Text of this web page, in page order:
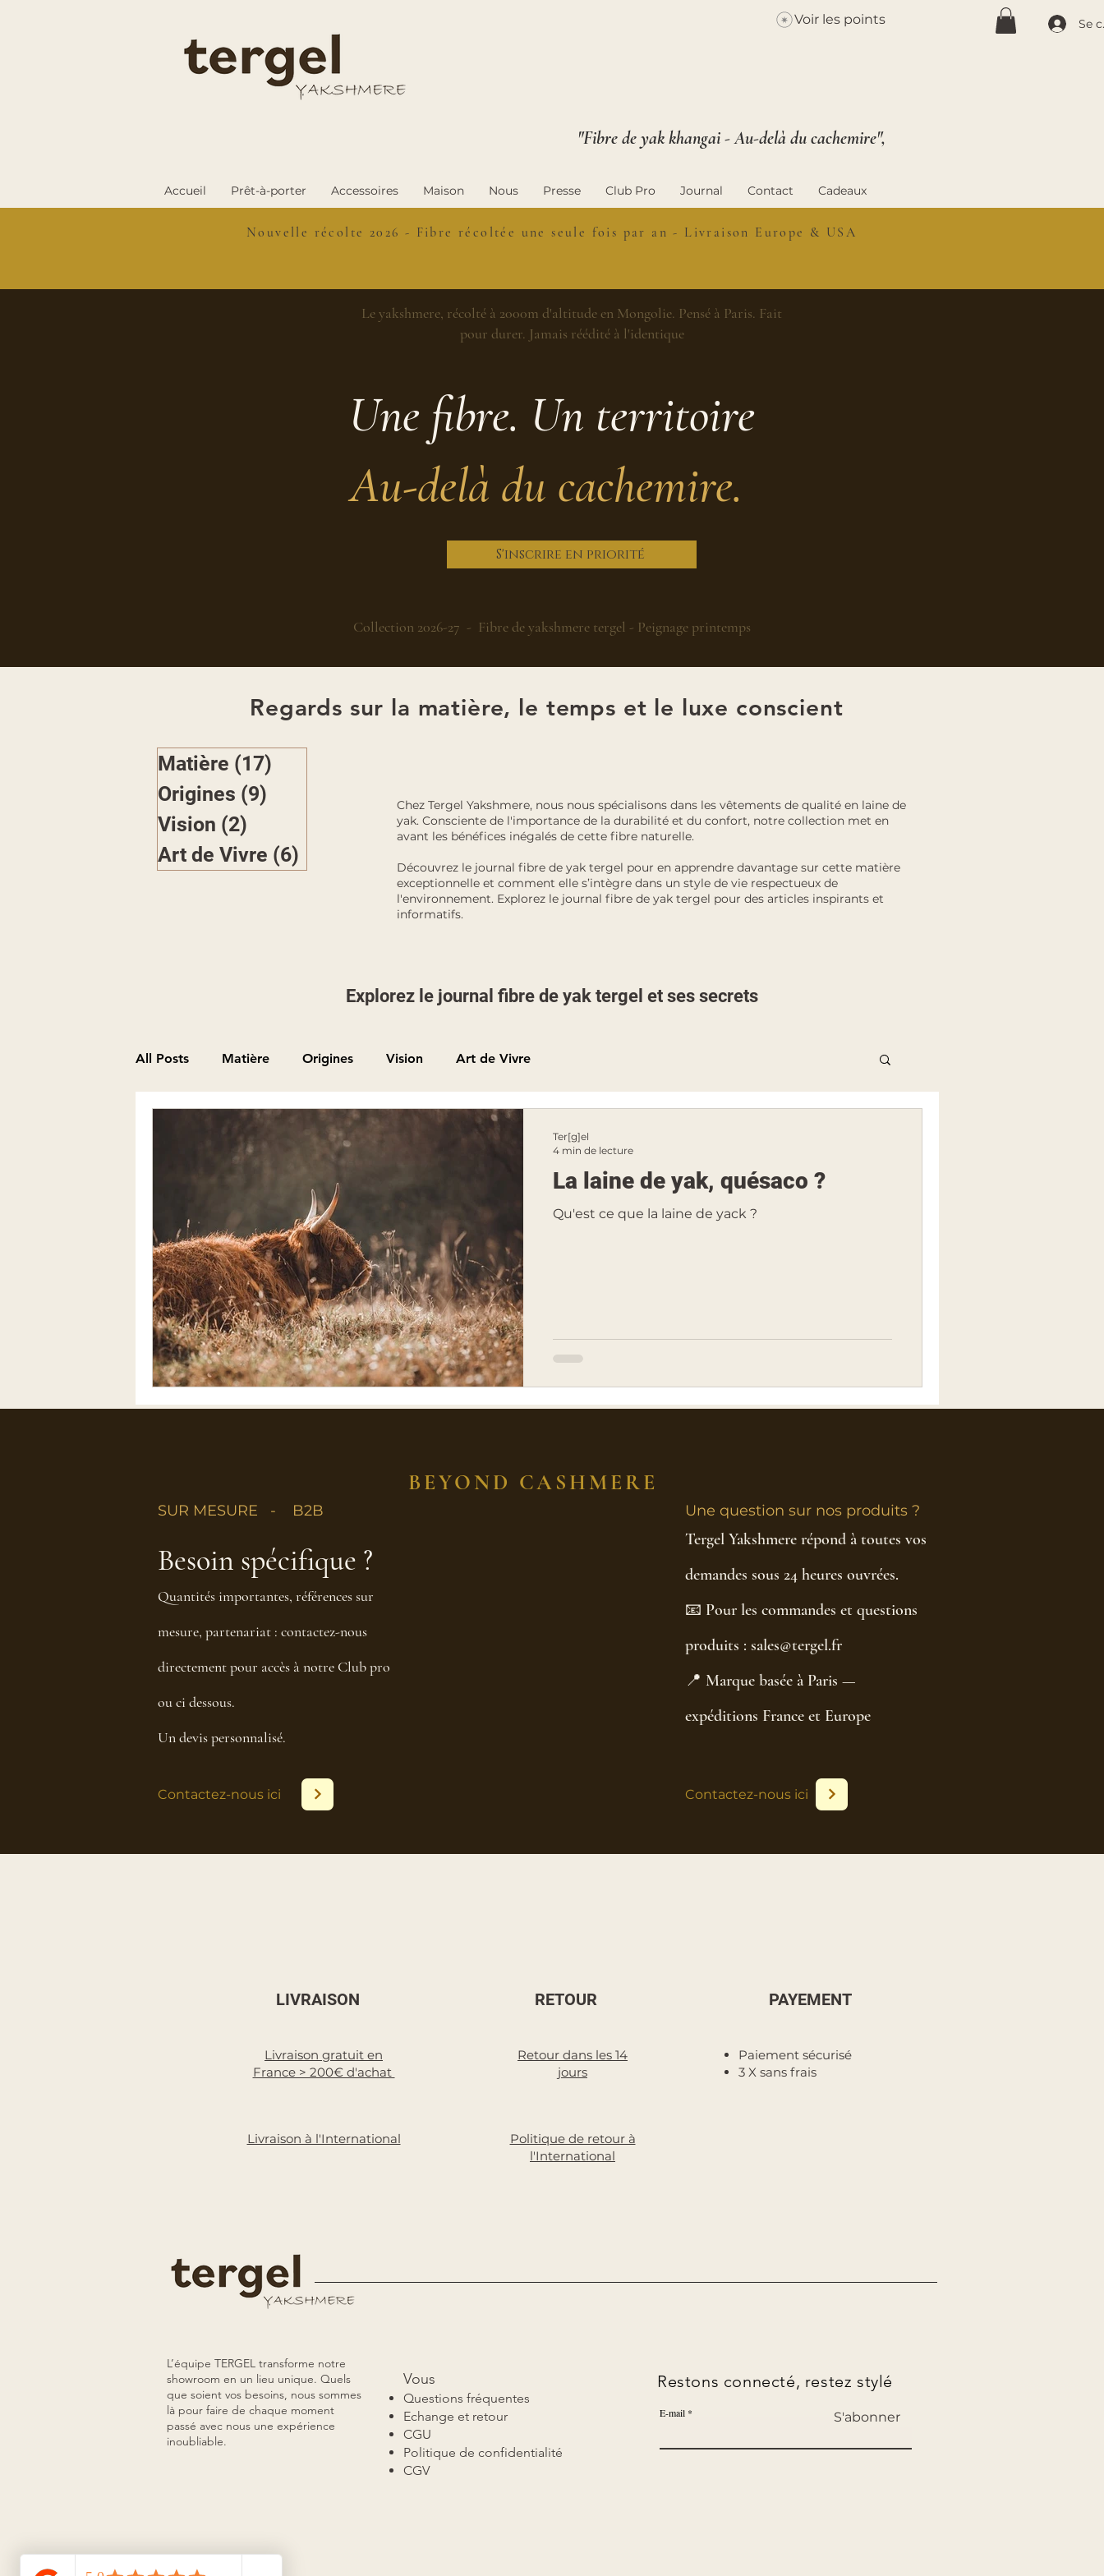
Voir les points
"Fibre de yak khangai - Au-delà du cachemire",
Accueil Prêt-à-porter Accessoires Maison Nous Presse Club Pro Journal Contact Cadeaux
Se
Nouvelle récolte 2026 - Fibre récoltée une seule fois par an - Livraison Europe & USA
Le yakshmere, récolté à 2000m d'altitude en Mongolie. Pensé à Paris. Fait
pour durer. Jamais réédité à l'identique
Une fibre. Un territoire
Au-delà du cachemire.
S'inscrire en priorité
Collection 2026-27 - Fibre de yakshmere tergel - Peignage printemps
Regards sur la matière, le temps et le luxe conscient
Matière (17)
Origines (9)
Vision (2)
Art de Vivre (6)
Chez Tergel Yakshmere, nous nous spécialisons dans les vêtements de qualité en laine de
yak. Consciente de l'importance de la durabilité et du confort, notre collection met en
avant les bénéfices inégalés de cette fibre naturelle.
Découvrez le journal fibre de yak tergel pour en apprendre davantage sur cette matière
exceptionnelle et comment elle s’intègre dans un style de vie respectueux de
l'environnement. Explorez le journal fibre de yak tergel pour des articles inspirants et
informatifs.
Explorez le journal fibre de yak tergel et ses secrets
All Posts Matière Origines Vision Art de Vivre
La laine de yak, quésaco ?
Qu'est ce que la laine de yack ?
Ter[g]el
4 min de lecture
BEYOND CASHMERE
SUR MESURE - B2B
Besoin spécifique ?
Quantités importantes, références sur
mesure, partenariat : contactez-nous
directement pour accès à notre Club pro
ou ci dessous.
Un devis personnalisé.
Contactez-nous ici
Une question sur nos produits ?
Tergel Yakshmere répond à toutes vos
demandes sous 24 heures ouvrées.
📧 Pour les commandes et questions
produits : sales@tergel.fr
📍 Marque basée à Paris —
expéditions France et Europe
Contactez-nous ici
LIVRAISON
Livraison gratuit en
France > 200€ d'achat
Livraison à l'International
RETOUR
Retour dans les 14
jours
PAYEMENT
Paiement sécurisé
3 X sans frais
Politique de retour à
l'International
L’équipe TERGEL transforme notre
showroom en un lieu unique. Quels
que soient vos besoins, nous sommes
là pour faire de chaque moment
passé avec nous une expérience
inoubliable.
Vous
Questions fréquentes
Echange et retour
CGU
Politique de confidentialité
CGV
Restons connecté, restez stylé
E-mail S'abonner